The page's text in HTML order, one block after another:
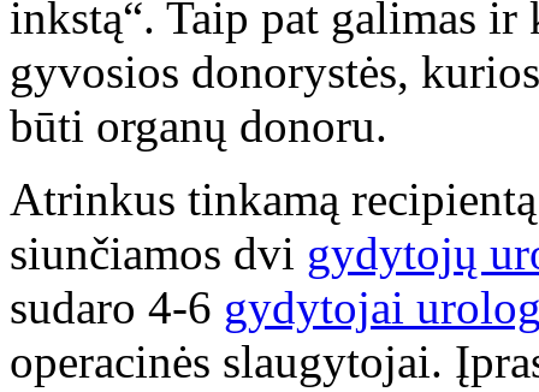
inkstą“. Taip pat galimas ir
gyvosios donorystės,
būti organų donoru.
Atrinkus tinkamą
siunčiamos dvi gydytojų
sudaro 4-6 gydytojai
operacinės slaugytojai.